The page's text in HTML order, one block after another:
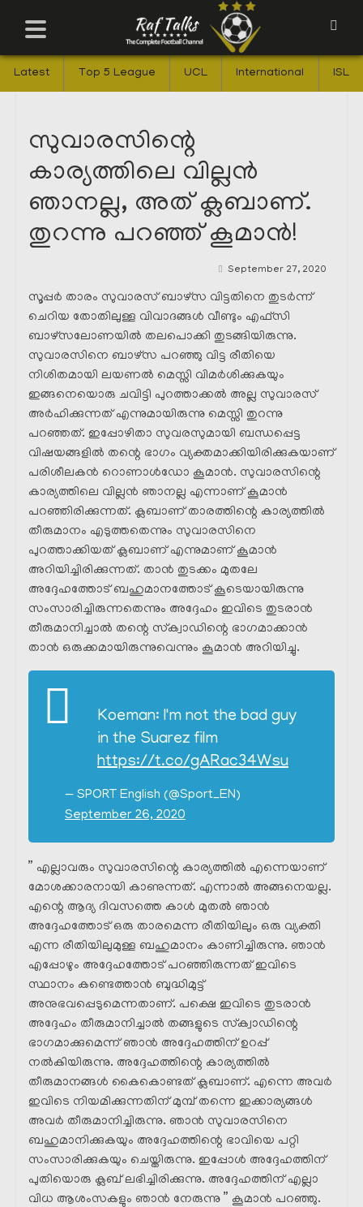
Latest Top 5 League UCL International ISL
സുവാരസിന്റെ
കാര്യത്തിലെ വില്ലൻ
ഞാനല്ല, അത്‌ ക്ലബാണ്.
തുറന്നു പറഞ്ഞ് കൂമാൻ!
September 27, 2020
സൂപ്പർ താരം സുവാരസ് ബാഴ്സ വിട്ടതിനെ തുടർന്ന്
ചെറിയ തോതിലുള്ള വിവാദങ്ങൾ വീണ്ടും എഫ്സി
ബാഴ്സലോണയിൽ തലപൊക്കി തുടങ്ങിയിരുന്നു.
സുവാരസിനെ ബാഴ്സ പറഞ്ഞു വിട്ട രീതിയെ
നിശിതമായി ലയണൽ മെസ്സി വിമർശിക്കുകയും
ഇങ്ങനെയൊരു ചവിട്ടി പുറത്താക്കൽ അല്ല സുവാരസ്
അർഹിക്കുന്നത് എന്നുമായിരുന്നു മെസ്സി തുറന്നു
പറഞ്ഞത്. ഇപ്പോഴിതാ സുവരസുമായി ബന്ധപ്പെട്ട
വിഷയങ്ങളിൽ തന്റെ ഭാഗം വ്യക്തമാക്കിയിരിക്കുകയാണ്
പരിശീലകൻ റൊണാൾഡോ കൂമാൻ. സുവാരസിന്റെ
കാര്യത്തിലെ വില്ലൻ ഞാനല്ല എന്നാണ് കൂമാൻ
പറഞ്ഞിരിക്കുന്നത്. ക്ലബാണ് താരത്തിന്റെ കാര്യത്തിൽ
തീരുമാനം എടുത്തതെന്നും സുവാരസിനെ
പുറത്താക്കിയത് ക്ലബാണ് എന്നുമാണ് കൂമാൻ
അറിയിച്ചിരിക്കുന്നത്. താൻ തുടക്കം മുതലേ
അദ്ദേഹത്തോട് ബഹുമാനത്തോട് കൂടെയായിരുന്നു
സംസാരിച്ചിരുന്നതെന്നും അദ്ദേഹം ഇവിടെ തുടരാൻ
തീരുമാനിച്ചാൽ തന്റെ സ്‌ക്വാഡിന്റെ ഭാഗമാക്കാൻ
താൻ ഒരുക്കമായിരുന്നുവെന്നും കൂമാൻ അറിയിച്ചു.
Koeman: I'm not the bad guy
in the Suarez film
https://t.co/gARac34Wsu
— SPORT English (@Sport_EN)
September 26, 2020
” എല്ലാവരും സുവാരസിന്റെ കാര്യത്തിൽ എന്നെയാണ്
മോശക്കാരനായി കാണുന്നത്. എന്നാൽ അങ്ങനെയല്ല.
എന്റെ ആദ്യ ദിവസത്തെ കാൾ മുതൽ ഞാൻ
അദ്ദേഹത്തോട് ഒരു താരമെന്ന രീതിയിലും ഒരു വ്യക്തി
എന്ന രീതിയിലുമുള്ള ബഹുമാനം കാണിച്ചിരുന്നു. ഞാൻ
എപ്പോഴും അദ്ദേഹത്തോട് പറഞ്ഞിരുന്നത് ഇവിടെ
സ്ഥാനം കണ്ടെത്താൻ ബുദ്ധിമുട്ട്
അനുഭവപ്പെടുമെന്നതാണ്. പക്ഷെ ഇവിടെ തുടരാൻ
അദ്ദേഹം തീരുമാനിച്ചാൽ തങ്ങളുടെ സ്‌ക്വാഡിന്റെ
ഭാഗമാക്കുമെന്ന് ഞാൻ അദ്ദേഹത്തിന് ഉറപ്പ്
നൽകിയിരുന്നു. അദ്ദേഹത്തിന്റെ കാര്യത്തിൽ
തീരുമാനങ്ങൾ കൈകൊണ്ടത് ക്ലബാണ്. എന്നെ അവർ
ഇവിടെ നിയമിക്കുന്നതിന് മുമ്പ് തന്നെ ഇക്കാര്യങ്ങൾ
അവർ തീരുമാനിച്ചിരുന്നു. ഞാൻ സുവാരസിനെ
ബഹുമാനിക്കുകയും അദ്ദേഹത്തിന്റെ ഭാവിയെ പറ്റി
സംസാരിക്കുകയും ചെയ്തിരുന്നു. ഇപ്പോൾ അദ്ദേഹത്തിന്
പുതിയൊരു ക്ലബ് ലഭിച്ചിരിക്കുന്നു. അദ്ദേഹത്തിന് എല്ലാ
വിധ ആശംസകളും ഞാൻ നേരുന്നു ” കൂമാൻ പറഞ്ഞു.